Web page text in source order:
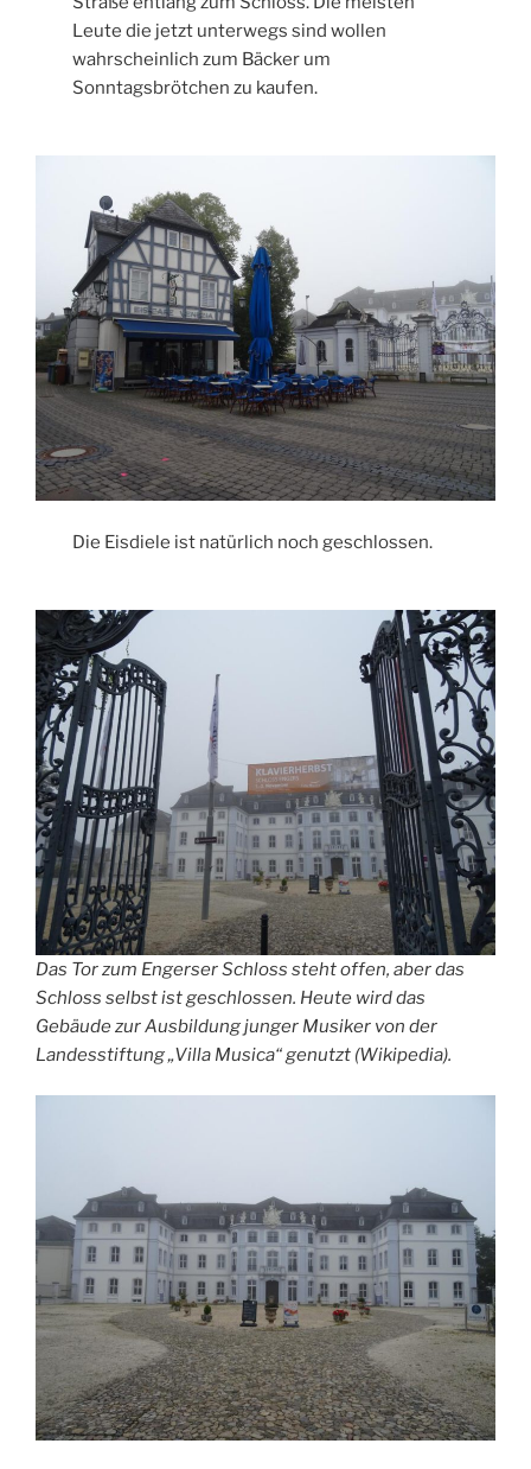
Leute die jetzt unterwegs sind wollen
wahrscheinlich zum Bäcker um
Sonntagsbrötchen zu kaufen.
Die Eisdiele ist natürlich noch geschlossen.
Das Tor zum Engerser Schloss steht offen, aber das
Schloss selbst ist geschlossen. Heute wird das
Gebäude zur Ausbildung junger Musiker von der
Landesstiftung „Villa Musica“ genutzt (Wikipedia).